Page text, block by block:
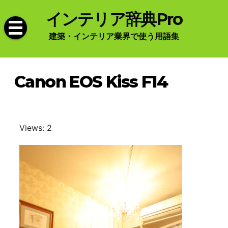
to
content
インテリア辞典Pro
建築・インテリア業界で使う用語集
Canon EOS Kiss F14
Views: 2